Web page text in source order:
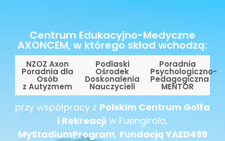
Centrum Edukacyjno-Medyczne
AXONCEM, w którego skład wchodzą:
NZOZ Axon
Poradnia dla
Osób
z Autyzmem
Podlaski
Ośrodek
Doskonalenia
Nauczycieli
Poradnia
Psychologiczno-
Pedagogiczna
MENTOR
przy współpracy z Polskim Centrum Golfa
i Rekreacji w Fuengirola,
MyStadiumProgram, Fundacją YAED499